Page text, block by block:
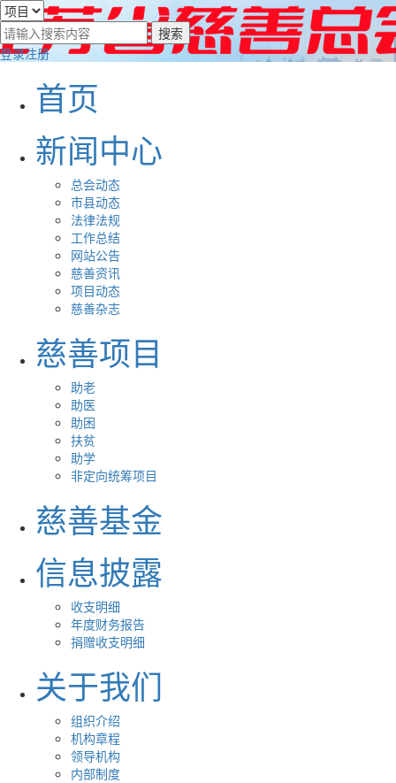
登录注册
首页
新闻中心
总会动态
市县动态
法律法规
工作总结
网站公告
慈善资讯
项目动态
慈善杂志
慈善项目
助老
助医
助困
扶贫
助学
非定向统筹项目
慈善基金
信息披露
收支明细
年度财务报告
捐赠收支明细
关于我们
组织介绍
机构章程
领导机构
内部制度